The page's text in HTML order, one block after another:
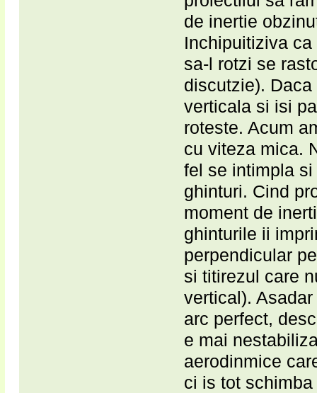
de inertie
Inchipuitiziva
sa-l rotzi se
discutzie).
verticala si isi
roteste. Acum
cu viteza mica.
fel se intimpla
ghinturi. Cind
moment de
ghinturile ii
perpendicular
si titirezul care
vertical).
arc perfect,
e mai
aerodinmice
ci is tot